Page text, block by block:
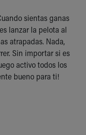
sientas ganas
lanzar la pelota al
atrapadas. Nada,
Sin importar si es
activo todos los
bueno para ti!